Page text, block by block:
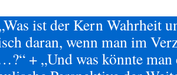
ist der Kern Wahrheit
daran, wenn man im
+ „Und was könnte